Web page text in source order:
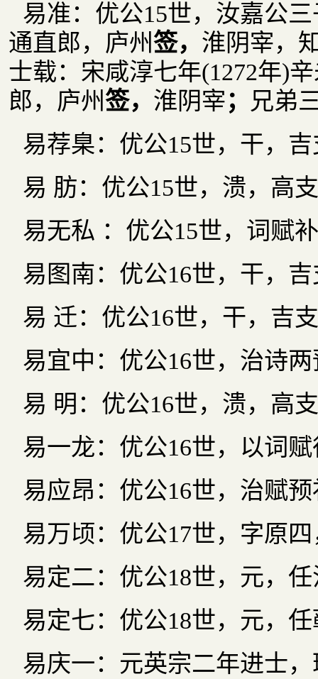
易准：优公15世，汝嘉公
通直郎，庐州签， 淮阴宰，
士载：宋咸淳七年(1272年)
郎，庐州签， 淮阴宰；
兄弟
易荐臬：优公15世，干，
易 肪：优公15世，溃，高
易无私 ：优公15世，词赋
易图南：优公16世，干，
易 迁：优公16世，干，吉
易宜中：优公16世，治诗
易 明：优公16世，溃，高
易一龙：优公16世，以词
易应昂：优公16世，治赋
易万顷：优公17世，字原
易定二：优公18世，元，
易定七：优公18世，元，
易庆一：元英宗二年进士